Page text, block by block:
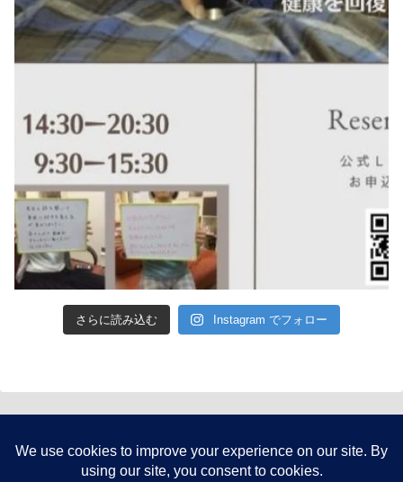
さらに読み込む Instagram でフォロー
Home スタッフプロフィール